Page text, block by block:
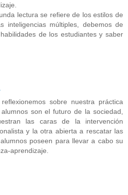
lectura se refiere de los estilos de
inteligencias múltiples, debemos de
de los estudiantes y saber
sobre nuestra práctica
son el futuro de la sociedad,
las caras de la intervención
y la otra abierta a rescatar las
poseen para llevar a cabo su
aprendizaje.